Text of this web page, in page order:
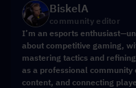
BiskelA
community editor
I’m an esports
about competitive gaming,
mastering tactics and
as a professional
content, and connecting